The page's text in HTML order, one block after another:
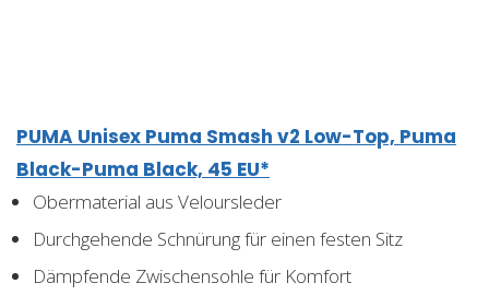
PUMA Unisex Puma Smash v2 Low-Top, Puma
Black-Puma Black, 45 EU*
Obermaterial aus Veloursleder
Durchgehende Schnürung für einen festen Sitz
Dämpfende Zwischensohle für Komfort